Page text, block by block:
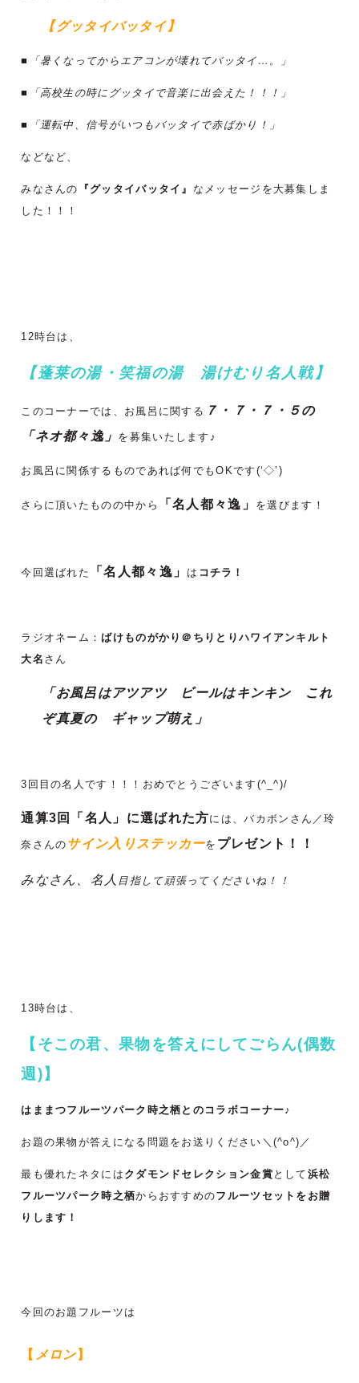
【グッタイバッタイ】
■「暑くなってからエアコンが壊れてバッタイ…。 」
■「高校生の時にグッタイで音楽に出会えた！！！」
■「運転中、信号がいつもバッタイで赤ばかり！」
などなど、
みなさんの 『グッタイバッタイ』 なメッセージを大募集しま
した！！！
12時台は、
【蓬莱の湯・笑福の湯 湯けむり名人戦】
このコーナーでは、お風呂に関する ７・７・７・５の
「ネオ都々逸」 を募集いたします♪
お風呂に関係するものであれば何でもOKです(‘◇’)ゞ
さらに頂いたものの中から 「名人都々逸」 を選びます！
今回選ばれた 「名人都々逸」 は コチラ！
ラジオネーム：ばけものがかり＠ちりとりハワイアンキルト
大名 さん
「お風呂はアツアツ ビールはキンキン これ
ぞ真夏の ギャップ萌え」
3回目の名人です！！！おめでとうございます(^_^)/
通算3回「名人」に選ばれた方には、バカボンさん／玲
奈さんの サイン入りステッカーを プレゼント！！
みなさん、名人 目指して頑張ってくださいね！！
13時台は、
【そこの君、果物を答えにしてごらん(偶数
週)】
はままつフルーツパーク時之栖とのコラボコーナー♪
お題の果物が答えになる問題をお送りください＼(^o^)／
最も優れたネタには クダモンドセレクション金賞 として 浜松
フルーツパーク時之栖からおすすめのフルーツセットをお贈
りします！
今回のお題フルーツは
【 メロン 】